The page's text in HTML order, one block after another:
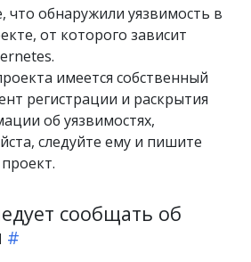
что обнаружили уязвимость в
от которого зависит
имеется собственный
регистрации и раскрытия
об уязвимостях,
следуйте ему и пишите
сообщать об